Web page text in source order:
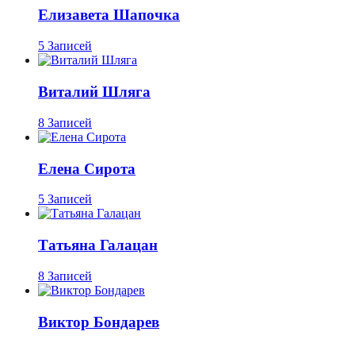
Елизавета Шапочка
5 Записей
Виталий Шляга
8 Записей
Елена Сирота
5 Записей
Татьяна Галацан
8 Записей
Виктор Бондарев